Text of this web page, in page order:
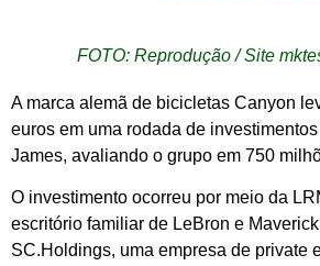
FOTO: Reprodução / Site
A marca alemã de bicicletas Canyon
euros em uma rodada de
James, avaliando o grupo em 750
O investimento ocorreu por meio da
escritório familiar de LeBron e
SC.Holdings, uma empresa de private